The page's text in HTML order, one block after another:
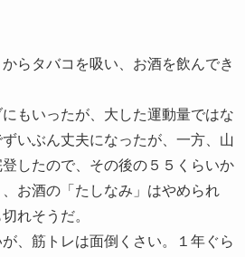
らタバコを吸い、お酒を飲んでき
もいったが、大した運動量ではな
いぶん丈夫になったが、一方、山
したので、その後の５５くらいか
お酒の「たしなみ」はやめられ
れそうだ。
、筋トレは面倒くさい。１年ぐら